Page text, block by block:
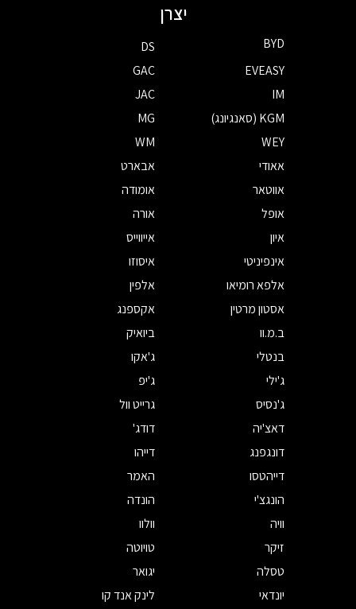
יצרן
BYD
DS
EVEASY
GAC
IM
JAC
KGM (סאנגיונג)
MG
WEY
WM
אאודי
אבארט
אווטאר
אומודה
אופל
אורה
איון
אייווייס
אינפיניטי
איסוזו
אלפא רומיאו
אלפין
אסטון מרטין
אקספנג
ב.מ.וו
ביואיק
בנטלי
ג'אקו
ג'ילי
ג'יפ
ג'נסיס
גרייט וול
דאצ'יה
דודג'
דונגפנג
דייהו
דייהטסו
האמר
הונגצ'י
הונדה
וויה
וולוו
זיקר
טויוטה
טסלה
יגואר
יונדאי
לינק אנד קו